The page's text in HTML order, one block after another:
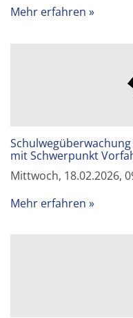
Mehr erfahren
mit Schwerpunkt
Mittwoch, 18.02.2026,
Mehr erfahren